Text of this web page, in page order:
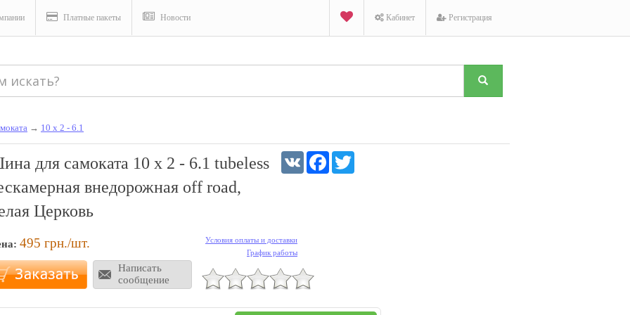
Платные пакеты Новости Кабинет Регистрация
→ 10 х 2 - 6.1
для самоката 10 х 2 - 6.1 tubeless
внедорожная off road,
Церковь
495 грн./шт.
Написать
сообщение
Условия оплаты и доставки
График работы
VK Facebook